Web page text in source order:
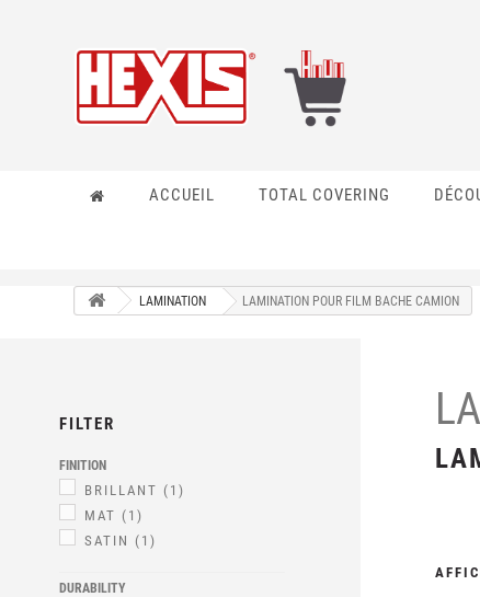
ACCUEIL TOTAL COVERING
LAMINATION LAMINATION POUR FILM BACHE CAMION
FILTER
FINITION
BRILLANT (1)
MAT (1)
SATIN (1)
DURABILITY